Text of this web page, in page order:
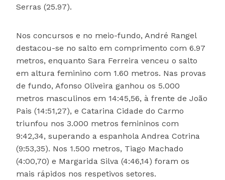
Serras (25.97).
Nos concursos e no meio-fundo, André Rangel
destacou-se no salto em comprimento com 6.97
metros, enquanto Sara Ferreira venceu o salto
em altura feminino com 1.60 metros. Nas provas
de fundo, Afonso Oliveira ganhou os 5.000
metros masculinos em 14:45,56, à frente de João
Pais (14:51,27), e Catarina Cidade do Carmo
triunfou nos 3.000 metros femininos com
9:42,34, superando a espanhola Andrea Cotrina
(9:53,35). Nos 1.500 metros, Tiago Machado
(4:00,70) e Margarida Silva (4:46,14) foram os
mais rápidos nos respetivos setores.